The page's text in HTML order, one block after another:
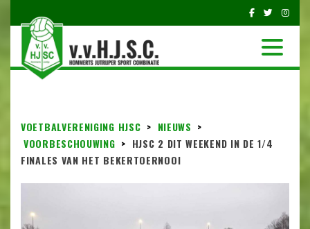
VOETBALVERENIGING HJSC > NIEUWS >
VOORBESCHOUWING > HJSC 2 DIT WEEKEND IN DE 1/4
FINALES VAN HET BEKERTOERNOOI